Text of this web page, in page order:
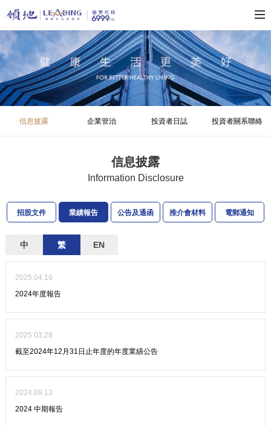
信息披露 企業管治 投資者日誌 投資者關系聯絡
信息披露
Information Disclosure
招股文件 業績報告 公告及通函 推介會材料 電郵通知
中 繁 EN
2025.04.16
2024年度報告
2025.03.28
截至2024年12月31日止年度的年度業績公告
2024.09.13
2024 中期報告